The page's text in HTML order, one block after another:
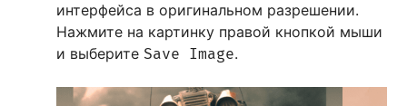
интерфейса в оригинальном разрешении.
Нажмите на картинку правой кнопкой мыши
и выберите Save Image.